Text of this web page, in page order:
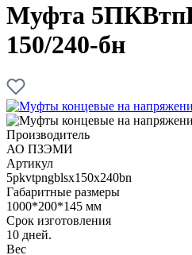
Муфта
150/240-бн
Производитель
АО ПЗЭМИ
Артикул
5pkvtpngblsx150x240bn
Габаритные размеры
1000*200*145 мм
Срок изготовления
10 дней.
Вес